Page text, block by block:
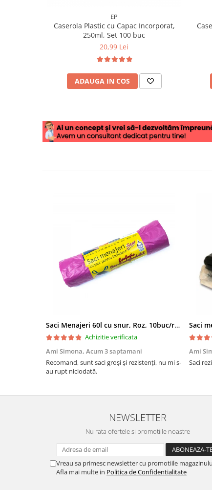
EP
Caserola Plastic cu Capac Incorporat,
250ml, Set 100 buc
20,99 Lei
ADAUGA IN COS
Saci Menajeri 60l cu snur, Roz, 10buc/rola
Achizitie verificata
Ami Simona, Acum 3 saptamani
Recomand, sunt saci groși și rezistenți, nu mi s-
au rupt niciodată.
Saci
Ami
Saci
NEWSLETTER
Nu rata ofertele si promotiile noastre
Vreau sa primesc newsletter cu promotiile
Afla mai multe in Politica de Confidentialitate